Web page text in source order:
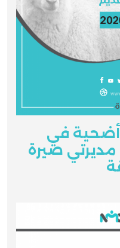
توريد عدد 250 أضحية في
صيرة